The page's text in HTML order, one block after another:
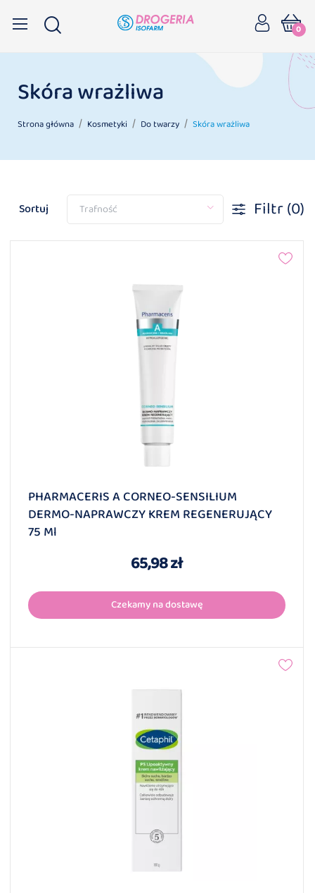
0
Skóra wrażliwa
Strona główna Kosmetyki Do twarzy Skóra wrażliwa
Sortuj Trafność Filtr(0)
PHARMACERIS A CORNEO-SENSILIUM
DERMO-NAPRAWCZY KREM REGENERUJĄCY
75 Ml
65,98 zł
Czekamy na dostawę